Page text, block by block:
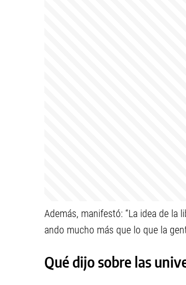
Además, manifestó: “La idea de la
ando mucho más que lo que la
Qué dijo sobre las